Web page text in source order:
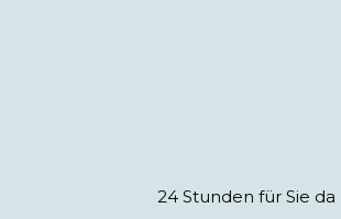
24 Stunden für Sie da